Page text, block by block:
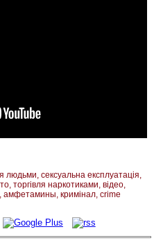
людьми сексуальна експлуатація
торгівля наркотиками відео
амфетамины кримінал crime